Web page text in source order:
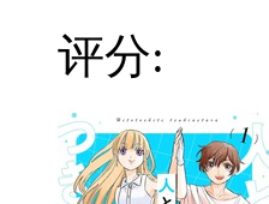
评分: